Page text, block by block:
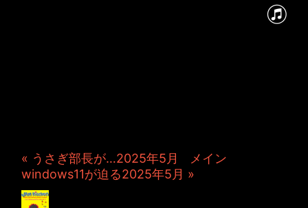
ト・JAMKitchenのこぼれ
話。毎週公開しているアニメ
« うさぎ部長が…2025年5月 メイン
windows11が迫る2025年5月 »